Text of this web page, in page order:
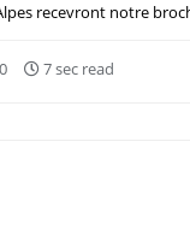
recevront notre
0 7 sec read